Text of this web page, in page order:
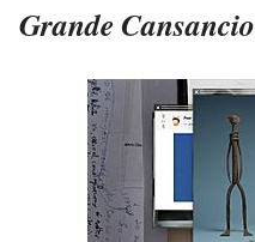
Grande Cansancio